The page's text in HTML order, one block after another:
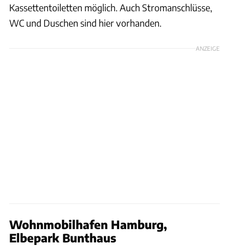
Kassettentoiletten möglich. Auch Stromanschlüsse,
WC und Duschen sind hier vorhanden.
ANZEIGE
Wohnmobilhafen Hamburg,
Elbepark Bunthaus